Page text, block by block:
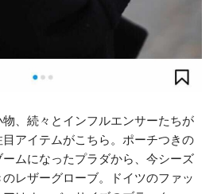
、続々とインフルエンサーたちが
アイテムがこちら。ポーチつきの
ムになったプラダから、今シーズ
レザーグローブ。ドイツのファッ